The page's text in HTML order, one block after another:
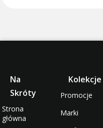
Na
Skróty
Strona
główna
Kolekcje
Promocje
Marki